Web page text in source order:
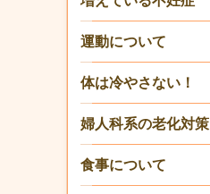
運動について
体は冷やさない！
婦人科系の老化対策
食事について